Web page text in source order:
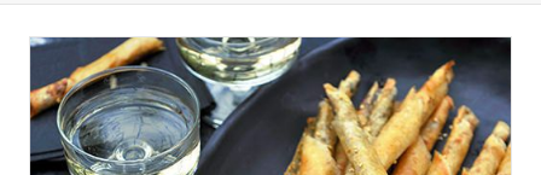
INLOGGEN
AANMELDEN
HOME
RECEPTEN